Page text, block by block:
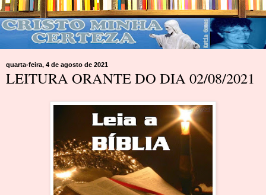
quarta-feira, 4 de agosto de 2021
LEITURA ORANTE DO DIA 02/08/2021